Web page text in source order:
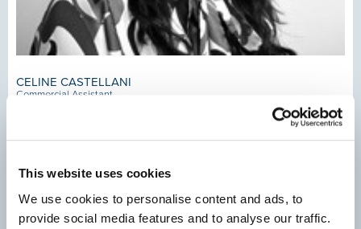
This website uses cookies
We use cookies to personalise content and ads, to
provide social media features and to analyse our traffic.
CELINE CASTELLANI
Commercial Assistant